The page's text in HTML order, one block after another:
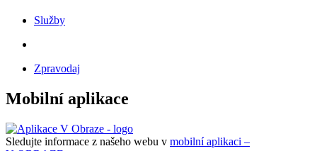
Služby
Zpravodaj
Mobilní aplikace
Sledujte informace z našeho webu v mobilní aplikaci –